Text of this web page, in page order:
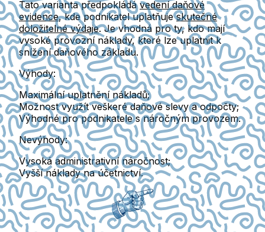
Tato varianta předpokládávedení daňové
evidence, kde podnikatel uplatňujeskutečné
doložitelné výdaje. Je vhodná pro ty, kdo mají
vysoké provozní náklady, které lze uplatnit k
snížení daňového základu.
Výhody:
Maximální uplatnění nákladů;
Možnost využít veškerédaňové slevy a odpočty;
Výhodné pro podnikatele s náročným provozem.
Nevýhody:
Vysoká administrativní náročnost;
Vyšší náklady na účetnictví.